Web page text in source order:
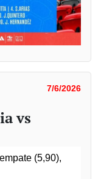
7/6/2026
vs
(5,90),